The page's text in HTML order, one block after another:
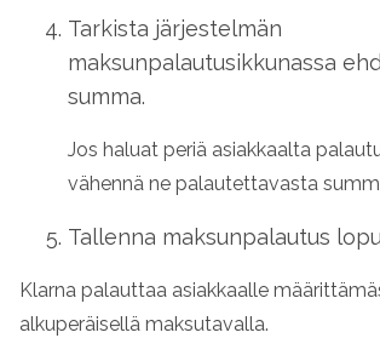
Tarkista järjestelmän
maksunpalautusikkunassa
summa.
Jos haluat periä asiakkaalta
vähennä ne palautettavasta
Tallenna maksunpalautus
Klarna palauttaa asiakkaalle
alkuperäisellä maksutavalla.